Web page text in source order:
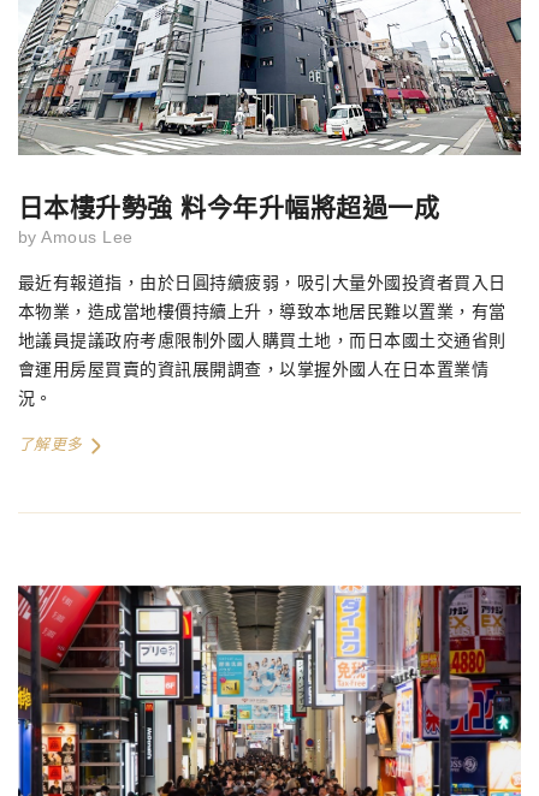
日本樓升勢強 料今年升幅將超過一成
by Amous Lee
最近有報道指，由於日圓持續疲弱，吸引大量外國投資者買入日
本物業，造成當地樓價持續上升，導致本地居民難以置業，有當
地議員提議政府考慮限制外國人購買土地，而日本國土交通省則
會運用房屋買賣的資訊展開調查，以掌握外國人在日本置業情
況。
了解更多